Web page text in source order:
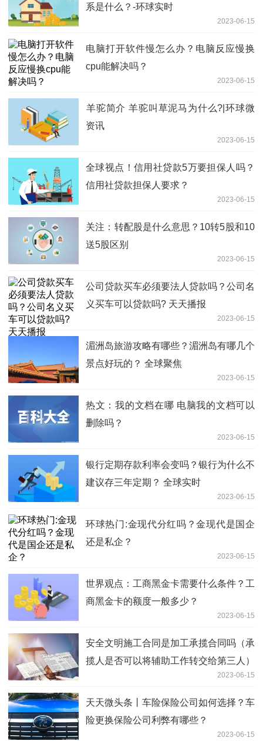
系是什么？-环球实时
2023-06-15
电脑打开软件慢怎么办？电脑反应慢换
cpu能解决吗？
2023-06-15
​羊驼简介 羊驼叫草泥马为什么?|环球微
资讯
2023-06-15
全球视点！信用社贷款5万要担保人吗？
信用社贷款担保人要求？
2023-06-15
关注：转配股是什么意思？10转5股和10
送5股区别
2023-06-15
公司贷款买车必须要法人贷款吗？公司名
义买车可以贷款吗? 天天播报
2023-06-15
湄洲岛旅游攻略有哪些？湄洲岛有哪几个
景点好玩的？ 全球聚焦
2023-06-15
热文：我的文档在哪 电脑我的文档可以
删除吗？
2023-06-15
银行定期存款利率会变吗？银行为什么不
建议存三年定期？ 全球实时
2023-06-15
环球热门:金现代分红吗？金现代是国企
还是私企？
2023-06-15
世界观点：工商黑金卡需要什么条件？工
商黑金卡的额度一般多少？
2023-06-15
安全文明施工合同是加工承揽合同吗（承
揽人是否可以将辅助工作转交给第三人）
2023-06-15
天天微头条丨车险保险公司如何选择？车
险更换保险公司利弊有哪些？
2023-06-15